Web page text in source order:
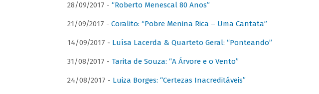
28/09/2017 - “Roberto Menescal 80 Anos”
21/09/2017 - Coralito: “Pobre Menina Rica – Uma Cantata”
14/09/2017 - Luísa Lacerda & Quarteto Geral: “Ponteando”
31/08/2017 - Tarita de Souza: “A Árvore e o Vento”
24/08/2017 - Luiza Borges: “Certezas Inacreditáveis”